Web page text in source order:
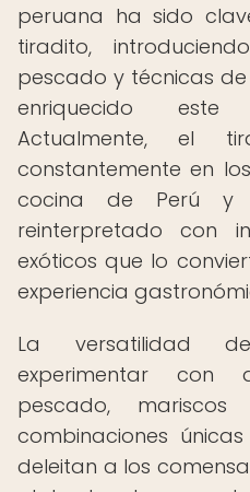
peruana ha sido
tiradito,
pescado y técnicas
enriquecido
Actualmente, el
constantemente en
cocina de Perú y
reinterpretado con
exóticos que lo
experiencia
La versatilidad
experimentar con
pescado,
combinaciones
deleitan a los